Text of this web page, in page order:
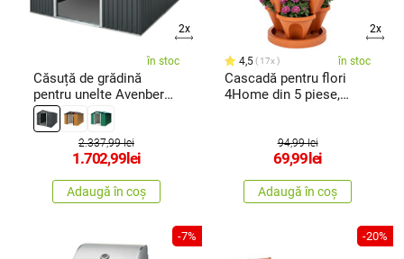
2x
în stoc
Căsuță de grădină
pentru unelte Avenberg
3 x 2,4 mSD-X0810-
H170, antracit
2.337,99 lei
1.702,99 lei
Adaugă în coș
2x
4,5 17x în stoc
Cascadă pentru flori
4Home din 5 piese,
94,99 lei
69,99 lei
Adaugă în coș
-7% -20%